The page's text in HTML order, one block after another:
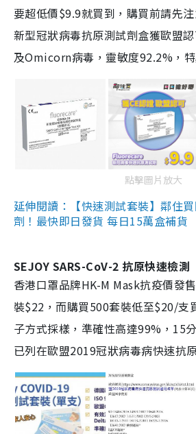
要超低價$9.9就買到，購買前請先
新型冠狀病毒抗原測試劑盒獲歐盟
及Omicorn病毒，靈敏度92.2%，
點擊圖片放大
延伸閱讀：【快速測試套裝】鄰住
劑！最快即日發貨 每日15萬盒補貨
SEJOY SARS-CoV-2 抗原快速檢測
香港口罩品牌HK-M Mask抗疫價發
裝$22，而購買500套裝低至$20/支
子方式採樣，準確性高達99%，15
已列在歐盟2019冠狀病毒病快速抗